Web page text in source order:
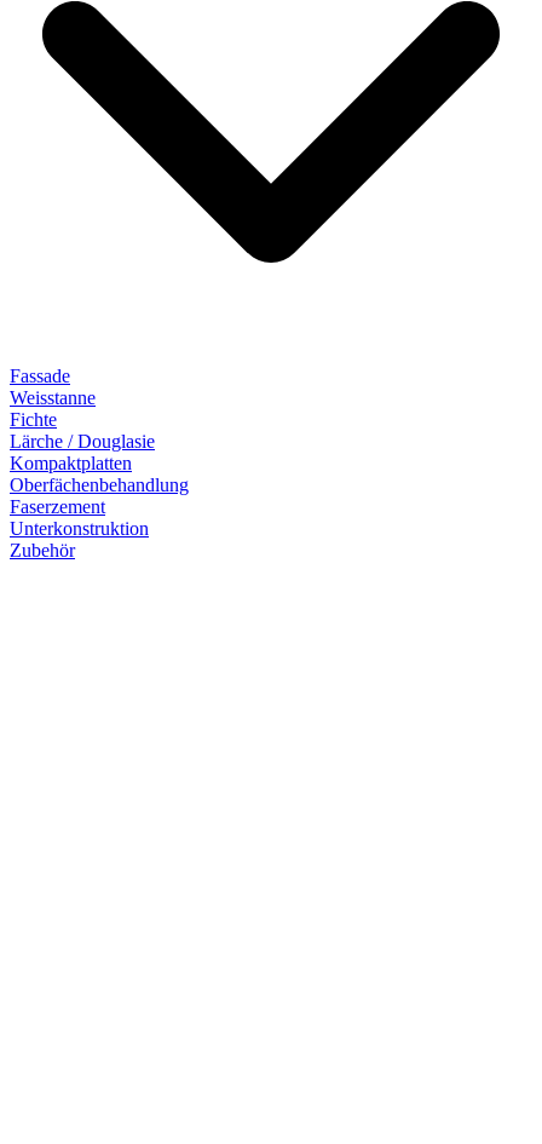
Fassade
Weisstanne
Fichte
Lärche / Douglasie
Kompaktplatten
Oberfächenbehandlung
Faserzement
Unterkonstruktion
Zubehör